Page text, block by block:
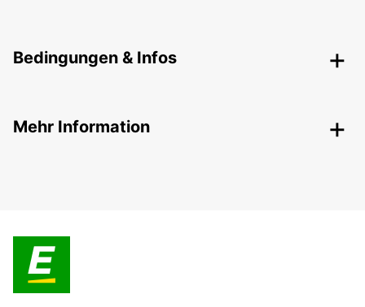
Bedingungen & Infos
Mehr Information